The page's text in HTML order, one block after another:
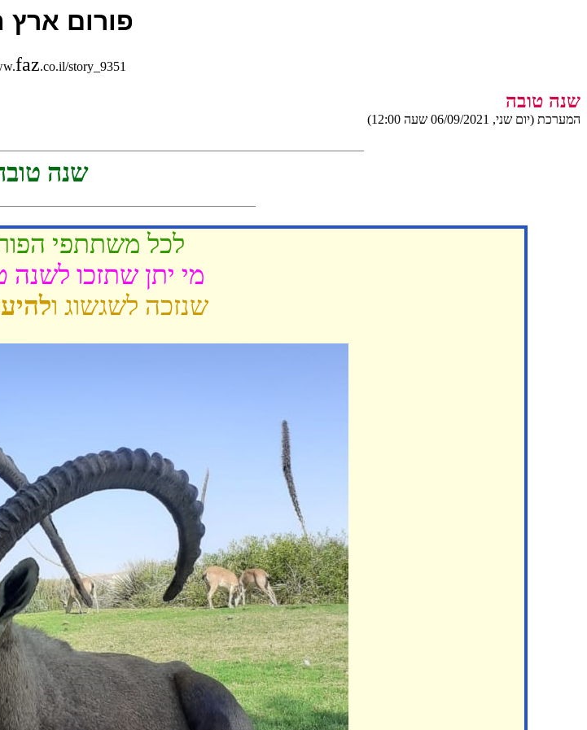
פורום ארץ
faz.co.il/story_9351
שנה טובה
המערכת (יום שני, 06/09/2021 שעה 12:00)
שנה
לכל משתתפי
מי יתן שתזכו לשנה
שנזכה לשגשוג ו